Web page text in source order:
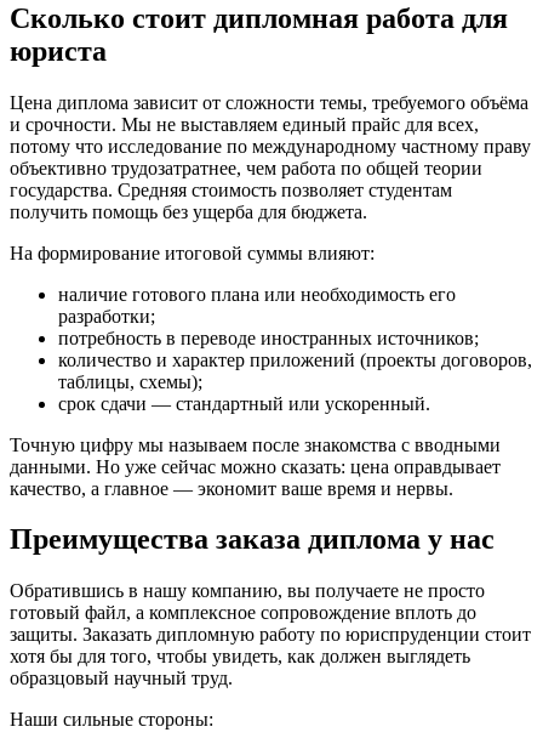
Сколько стоит дипломная работа для
юриста
Цена диплома зависит от сложности темы, требуемого объёма
и срочности. Мы не выставляем единый прайс для всех,
потому что исследование по международному частному праву
объективно трудозатратнее, чем работа по общей теории
государства. Средняя стоимость позволяет студентам
получить помощь без ущерба для бюджета.
На формирование итоговой суммы влияют:
наличие готового плана или необходимость его
разработки;
потребность в переводе иностранных источников;
количество и характер приложений (проекты договоров,
таблицы, схемы);
срок сдачи — стандартный или ускоренный.
Точную цифру мы называем после знакомства с вводными
данными. Но уже сейчас можно сказать: цена оправдывает
качество, а главное — экономит ваше время и нервы.
Преимущества заказа диплома у нас
Обратившись в нашу компанию, вы получаете не просто
готовый файл, а комплексное сопровождение вплоть до
защиты. Заказать дипломную работу по юриспруденции стоит
хотя бы для того, чтобы увидеть, как должен выглядеть
образцовый научный труд.
Наши сильные стороны: